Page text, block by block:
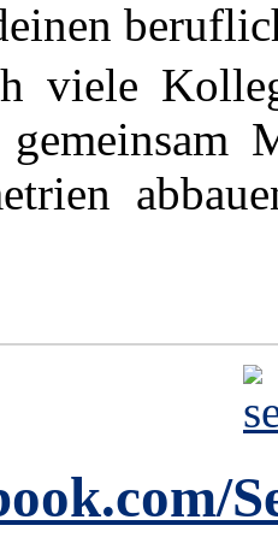
viele